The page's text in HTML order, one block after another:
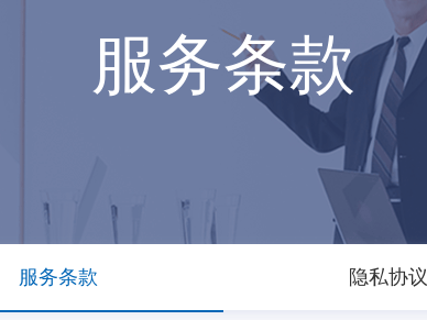
服务条款
服务条款 隐私协议